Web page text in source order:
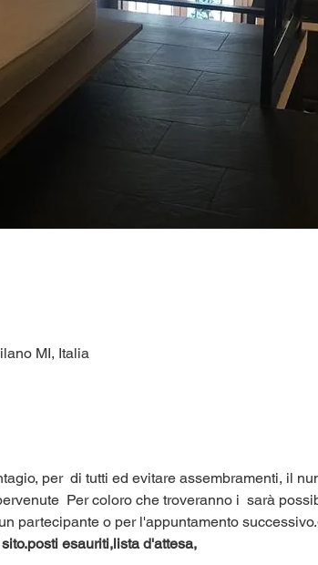
MI, Italia
per di tutti ed evitare assembramenti, il
Per coloro che troveranno i sarà
partecipante o per l'appuntamento successivo.
posti esauriti,lista d'attesa,